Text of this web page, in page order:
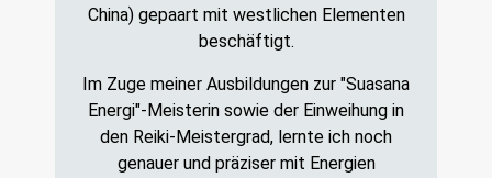
China) gepaart mit westlichen Elementen
beschäftigt.
Im Zuge meiner Ausbildungen zur "Suasana
Energi"-Meisterin sowie der Einweihung in
den Reiki-Meistergrad, lernte ich noch
genauer und präziser mit Energien